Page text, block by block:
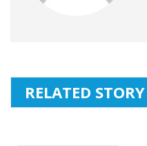
RELATED STORY